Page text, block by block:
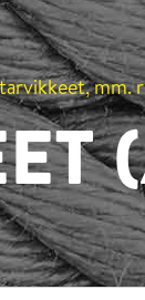
mm.